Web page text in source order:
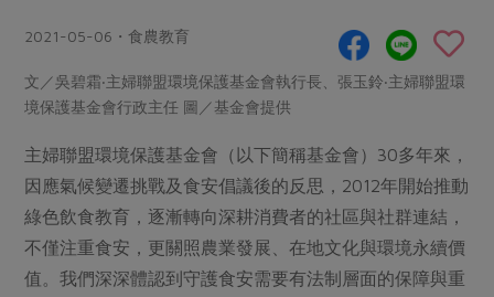
調理食材・點心
保健食品
居家好物
料理方式
醬料
湯品．鍋物
漬物
涼拌沙拉
飲品
合作25-精選產品第四彈
合作25-精選產品第三彈
主婦聯盟X樂齡網特約優惠案
30%rPET紅烏龍茶
減硝酸鹽 惜食
廢核運動 能源議題
減添加物 減塑減廢
公益金 食農教育
產品檢驗
自主把關
硝酸鹽檢驗
社員權益
合作社法規
2021-05-06・食農教育
文／吳碧霜‧主婦聯盟環境保護基金會執行長、張玉鈴‧主婦聯盟環
境保護基金會行政主任 圖／基金會提供
主婦聯盟環境保護基金會（以下簡稱基金會）30多年來，
因應氣候變遷挑戰及食安倡議後的反思，2012年開始推動
綠色飲食教育，逐漸轉向深耕消費者的社區與社群連結，
不僅注重食安，更關照農業發展、在地文化與環境永續價
值。我們深深體認到守護食安需要有法制層面的保障與重